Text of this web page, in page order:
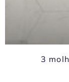
3